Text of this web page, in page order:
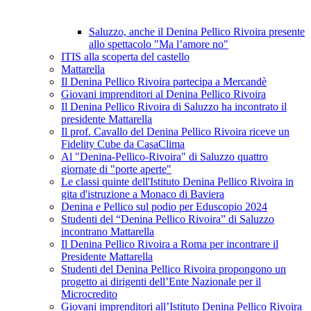
Saluzzo, anche il Denina Pellico Rivoira presente
allo spettacolo "Ma l’amore no"
ITIS alla scoperta del castello
Mattarella
Il Denina Pellico Rivoira partecipa a Mercandè
Giovani imprenditori al Denina Pellico Rivoira
Il Denina Pellico Rivoira di Saluzzo ha incontrato il
presidente Mattarella
Il prof. Cavallo del Denina Pellico Rivoira riceve un
Fidelity Cube da CasaClima
Al "Denina-Pellico-Rivoira" di Saluzzo quattro
giornate di "porte aperte"
Le classi quinte dell'Istituto Denina Pellico Rivoira in
gita d'istruzione a Monaco di Baviera
Denina e Pellico sul podio per Eduscopio 2024
Studenti del “Denina Pellico Rivoira” di Saluzzo
incontrano Mattarella
Il Denina Pellico Rivoira a Roma per incontrare il
Presidente Mattarella
Studenti del Denina Pellico Rivoira propongono un
progetto ai dirigenti dell’Ente Nazionale per il
Microcredito
Giovani imprenditori all’Istituto Denina Pellico Rivoira